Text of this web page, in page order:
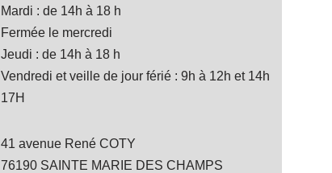
Mardi : de 14h à 18 h
Fermée le mercredi
Jeudi : de 14h à 18 h
Vendredi et veille de jour férié : 9h à 12h et 14h
17H
41 avenue René COTY
76190 SAINTE MARIE DES CHAMPS